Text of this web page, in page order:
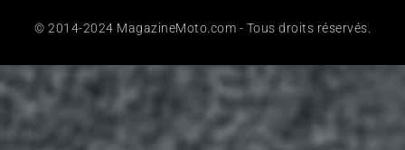
© 2014-2024 MagazineMoto.com - Tous droits réservés.